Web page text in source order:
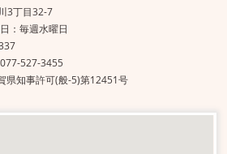
3丁目32-7
：毎週水曜日
527-3455
知事許可(般-5)第12451号